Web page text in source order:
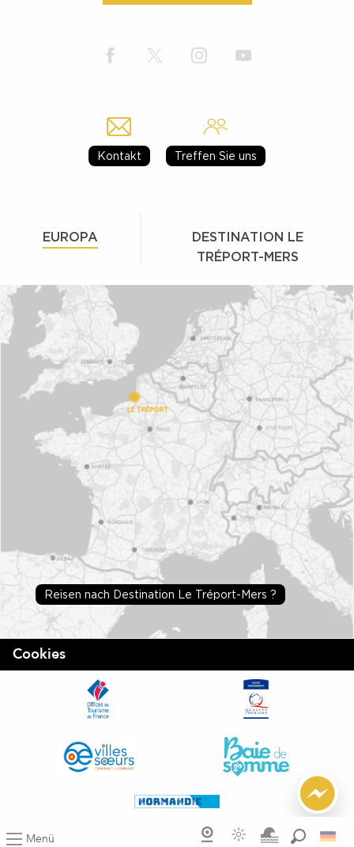
Menü
Kontakt Treffen Sie uns
EUROPA
DESTINATION LE
TRÉPORT-MERS
Reisen nach Destination Le Tréport-Mers ?
Cookies